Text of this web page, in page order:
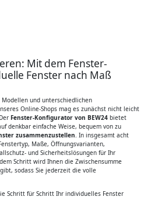
Mit dem Fenster-
Fenster nach Maß
und unterschiedlichen
Online-Shops mag es zunächst nicht leicht
Fenster-Konfigurator von BEW24bietet
denkbar einfache Weise, bequem von zu
zusammenzustellen. In insgesamt acht
Maße, Öffnungsvarianten,
und Sicherheitslösungen für Ihr
Schritt wird Ihnen die Zwischensumme
sodass Sie jederzeit die volle
Schritt für Schritt Ihr individuelles Fenster